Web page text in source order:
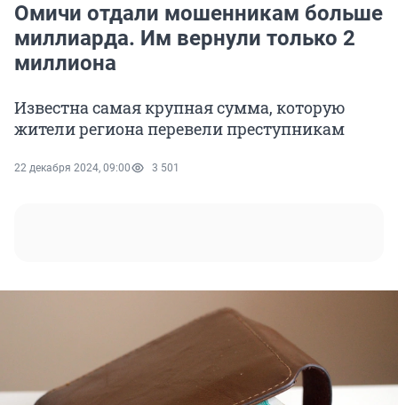
Омичи отдали мошенникам больше
миллиарда. Им вернули только 2
миллиона
Известна самая крупная сумма, которую
жители региона перевели преступникам
22 декабря 2024, 09:00 3 501